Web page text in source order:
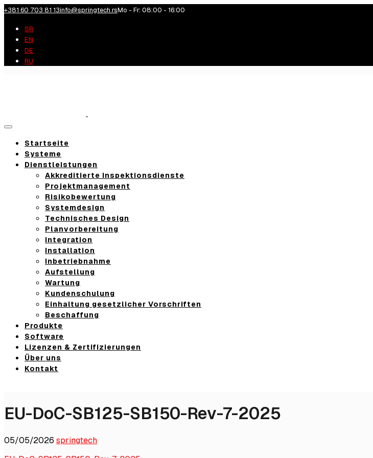
+381 60 703 81 13info@springtech.rsMo - Fr: 08:00 - 16:00
SR
EN
DE
RU
Toggle
Startseite
Systeme
Dienstleistungen
Akkreditierte Inspektionsdienste
Projektmanagement
Risikobewertung
Systemdesign
Technisches Design
Planvorbereitung
Integration
Installation
Inbetriebnahme
Aufstellung
Wartung
Kundenschulung
Einhaltung gesetzlicher Vorschriften
Beschaffung
Produkte
Software
Lizenzen & Zertifizierungen
Über uns
Kontakt
EU-DoC-SB125-SB150-Rev-7-2025
05/05/2026 springtech